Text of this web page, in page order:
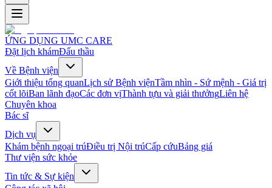
ỨNG DỤNG UMC CARE
Đặt lịch khámĐấu thầu
Về Bệnh viện
Giới thiệu tổng quanLịch sử Bệnh việnTầm nhìn - Sứ mệnh - Giá trị
cốt lõiBan lãnh đạoCác đơn vịThành tựu và giải thưởngLiên hệ
Chuyên khoa
Bác sĩ
Dịch vụ
Khám bệnh ngoại trúĐiều trị Nội trúCấp cứuBảng giá
Thư viện sức khỏe
Tin tức & Sự kiện